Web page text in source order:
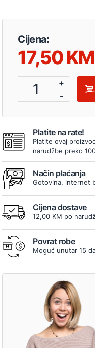
Cijena:
17,50
1
+
-
Platite na rate!
Platite ovaj
narudžbe preko
Način plaćanja
Gotovina, internet
Cijena dostave
12,00 KM po
Povrat robe
Moguć unutar 15